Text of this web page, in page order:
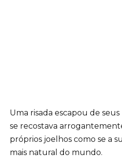
Uma risada escapou de
se recostava
próprios joelhos como se a
mais natural do mundo.